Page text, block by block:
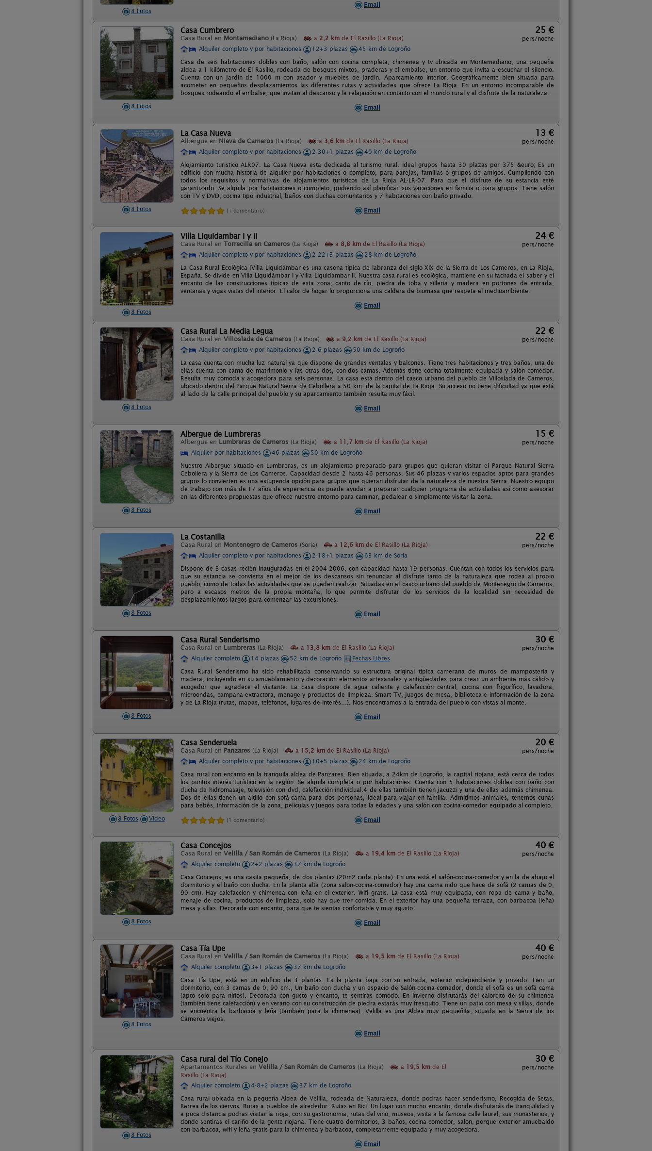
8 Fotos
Email
8 Fotos
Casa Cumbrero
Casa Rural en Montemediano (La Rioja) a 2,2 km de El Rasillo (La Rioja)
25 €
pers/noche
Alquiler completo y por habitaciones
12+3 plazas
45 km de Logroño
Casa de seis habitaciones dobles con baño, salón con cocina completa, chimenea y tv ubicada en Montemediano, una pequeña
aldea a 1 kilómetro de El Rasillo, rodeada de bosques mixtos, praderas y el embalse, un entorno que invita a escuchar el silencio.
Cuenta con un jardín de 1000 m con asador y muebles de jardin. Aparcamiento interior. Geográficamente bien situada para
acometer en pequeños desplazamientos las diferentes rutas y actividades que ofrece La Rioja. En un entorno incomparable de
bosques rodeando el embalse, que invitan al descanso y la relajación en contacto con el mundo rural y al disfrute de la naturaleza.
Email
8 Fotos
La Casa Nueva
Albergue en Nieva de Cameros (La Rioja) a 3,6 km de El Rasillo (La Rioja)
13 €
pers/noche
Alquiler completo y por habitaciones
2-30+1 plazas
40 km de Logroño
Alojamiento turistico ALR07. La Casa Nueva esta dedicada al turismo rural. Ideal grupos hasta 30 plazas por 375 &euro; Es un
edificio con mucha historia de alquiler por habitaciones o completo, para parejas, familias o grupos de amigos. Cumpliendo con
todos los requisitos y normativas de alojamientos turísticos de La Rioja AL-LR-07. Para que el disfrute de su estancia esté
garantizado. Se alquila por habitaciones o completo, pudiendo así planificar sus vacaciones en familia o para grupos. Tiene salón
con TV y DVD, cocina tipo industrial, baños con duchas comunitarios y 7 habitaciones con baño privado.
(1 comentario) Email
8 Fotos
Villa Liquidambar I y II
Casa Rural en Torrecilla en Cameros (La Rioja) a 8,8 km de El Rasillo (La Rioja)
24 €
pers/noche
Alquiler completo y por habitaciones
2-22+3 plazas
28 km de Logroño
La Casa Rural Ecológica !Villa Liquidámbar es una casona típica de labranza del siglo XIX de la Sierra de Los Cameros, en La Rioja,
España. Se divide en Villa Liquidámbar I y Villa Liquidámbar II. Nuestra casa rural es ecológica, mantiene en su fachada el saber y el
encanto de las construcciones típicas de esta zona; canto de río, piedra de toba y sillería y madera en portones de entrada,
ventanas y vigas vistas del interior. El calor de hogar lo proporciona una caldera de biomasa que respeta el medioambiente.
Email
8 Fotos
Casa Rural La Media Legua
Casa Rural en Villoslada de Cameros (La Rioja) a 9,2 km de El Rasillo (La Rioja)
22 €
pers/noche
Alquiler completo y por habitaciones
2-6 plazas
50 km de Logroño
La casa cuenta con mucha luz natural ya que dispone de grandes ventales y balcones. Tiene tres habitaciones y tres baños, una de
ellas cuenta con cama de matrimonio y las otras dos, con dos camas. Además tiene cocina totalmente equipada y salón comedor.
Resulta muy cómoda y acogedora para seis personas. La casa está dentro del casco urbano del pueblo de Villoslada de Cameros,
ubicado dentro del Parque Natural Sierra de Cebollera a 50 km. de la capital de La Rioja. Su acceso no tiene dificultad ya que está
al lado de la calle principal del pueblo y su aparcamiento también resulta muy fácil.
Email
8 Fotos
Albergue de Lumbreras
Albergue en Lumbreras de Cameros (La Rioja) a 11,7 km de El Rasillo (La Rioja)
15 €
pers/noche
Alquiler por habitaciones
46 plazas
50 km de Logroño
Nuestro Albergue situado en Lumbreras, es un alojamiento preparado para grupos que quieran visitar el Parque Natural Sierra
Cebollera y la Sierra de Los Cameros. Capacidad desde 2 hasta 46 personas. Sus 46 plazas y varios espacios aptos para grandes
grupos lo convierten es una estupenda opción para grupos que quieran disfrutar de la naturaleza de nuestra Sierra. Nuestro equipo
de trabajo con más de 17 años de experiencia os puede ayudar a preparar cualquier programa de actividades así como asesorar
en las diferentes propuestas que ofrece nuestro entorno para caminar, pedalear o simplemente visitar la zona.
Email
8 Fotos
La Costanilla
Casa Rural en Montenegro de Cameros (Soria) a 12,6 km de El Rasillo (La Rioja)
22 €
pers/noche
Alquiler completo y por habitaciones
2-18+1 plazas
63 km de Soria
Dispone de 3 casas recién inauguradas en el 2004-2006, con capacidad hasta 19 personas. Cuentan con todos los servicios para
que su estancia se convierta en el mejor de los descansos sin renunciar al disfrute tanto de la naturaleza que rodea al propio
pueblo, como de todas las actividades que se pueden realizar. Situadas en el casco urbano del pueblo de Montenegro de Cameros,
pero a escasos metros de la propia montaña, lo que permite disfrutar de los servicios de la localidad sin necesidad de
desplazamientos largos para comenzar las excursiones.
Email
8 Fotos
Casa Rural Senderismo
Casa Rural en Lumbreras (La Rioja) a 13,8 km de El Rasillo (La Rioja)
30 €
pers/noche
Alquiler completo
14 plazas 52 km de Logroño
Fechas Libres
Casa Rural Senderismo ha sido rehabilitada conservando su estructura original típica camerana de muros de mamposteria y
madera, incluyendo en su amueblamiento y decoración elementos artesanales y antigüedades para crear un ambiente más cálido y
acogedor que agradece el visitante. La casa dispone de agua caliente y calefacción central, cocina con frigorífico, lavadora,
microondas, campana extractora, menage y productos de limpieza. Smart TV, juegos de mesa, biblioteca e información de la zona
y de La Rioja (rutas, mapas, teléfonos, lugares de interés…). Nos encontramos a la entrada del pueblo con vistas al monte.
Email
8 Fotos Video
Casa Senderuela
Casa Rural en Panzares (La Rioja) a 15,2 km de El Rasillo (La Rioja)
20 €
pers/noche
Alquiler completo y por habitaciones
10+5 plazas
24 km de Logroño
Casa rural con encanto en la tranquila aldea de Panzares. Bien situada, a 24km de Logroño, la capital riojana, está cerca de todos
los puntos interés turístico en la región. Se alquila completa o por habitaciones. Cuenta con 5 habitaciones dobles con baño con
ducha de hidromasaje, televisión con dvd, calefacción individual.4 de ellas también tienen jacuzzi y una de ellas además chimenea.
Dos de ellas tienen un altillo con sofá-cama para dos personas, ideal para viajar en familia. Admitimos animales, tenemos cunas
para bebés, información de la zona, películas y juegos para todas la edades y una salón con cocina-comedor equipado al completo.
(1 comentario) Email
8 Fotos
Casa Concejos
Casa Rural en Velilla / San Román de Cameros (La Rioja) a 19,4 km de El Rasillo (La Rioja)
40 €
pers/noche
Alquiler completo
2+2 plazas
37 km de Logroño
Casa Concejos, es una casita pequeña, de dos plantas (20m2 cada planta). En una está el salón-cocina-comedor y en la de abajo el
dormitorio y el baño con ducha. En la planta alta (zona salon-cocina-comedor) hay una cama nido que hace de sofá (2 camas de 0,
90 cm). Hay calefaccion y chimenea con leña en el exterior. Wifi gratis. La casa está muy equipada, con ropa de cama y baño,
menaje de cocina, productos de limpieza, solo hay que trer comida. En el exterior hay una pequeña terraza, con barbacoa (leña)
mesa y sillas. Decorada con encanto, para que te sientas confortable y muy agusto.
Email
8 Fotos
Casa Tía Upe
Casa Rural en Velilla / San Román de Cameros (La Rioja) a 19,5 km de El Rasillo (La Rioja)
40 €
pers/noche
Alquiler completo
3+1 plazas
37 km de Logroño
Casa Tía Upe, está en un edificio de 3 plantas. Es la planta baja con su entrada, exterior independiente y privado. Tien un
dormitorio, con 3 camas de 0, 90 cm., Un baño con ducha y un espacio de Salón-cocina-comedor, donde el sofá es un sofá cama
(apto solo para niños). Decorada con gusto y encanto, te sentirás cómodo. En invierno disfrutarás del calorcito de su chimenea
(también tiene calefacción) y en verano con su construcción de piedra estarás muy fresquito. Tiene un patio con mesa y sillas, donde
se encuentra la barbacoa y leña (también para la chimenea). Velilla es una Aldea muy pequeñita, situada en la Sierra de los
Cameros viejos.
Email
8 Fotos
Casa rural del Tío Conejo
Apartamentos Rurales en Velilla / San Román de Cameros (La Rioja) a 19,5 km de El
Rasillo (La Rioja)
30 €
pers/noche
Alquiler completo 4-8+2 plazas
37 km de Logroño
Casa rural ubicada en la pequeña Aldea de Velilla, rodeada de Naturaleza, donde podras hacer senderismo, Recogida de Setas,
Berrea de los ciervos. Rutas a pueblos de alrededor. Rutas en Bici. Un lugar con mucho encanto, donde disfrutarás de tranquilidad y
a poca distancia podras visitar la rioja, con su gastronomia, rutas del vino, museos, visita a la famosa calle laurel, sus monasterios, y
donde sentiras el cariño de la gente riojana. Tiene cuatro dormitorios, 3 baños, cocina-comedor, salon, porque exterior amuebaldo
con barbacoa, wifi y leña gratis para la chimenea y barbacoa, completamente equipada y muy acogedora.
Email